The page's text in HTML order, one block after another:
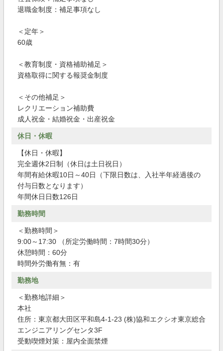
退職金制度：補足事項なし
＜定年＞
60歳
＜教育制度・資格補助補足＞
資格取得に関する報奨金制度
＜その他補足＞
レクリエーション補助費
成人祝金・結婚祝金・出産祝金
休日・休暇
【休日・休暇】
完全週休2日制（休日は土日祝日）
年間有給休暇10日～40日（下限日数は、入社半年経過後の
付与日数となります）
年間休日日数126日
勤務時間
＜勤務時間＞
9:00～17:30 （所定労働時間：7時間30分）
休憩時間：60分
時間外労働有無：有
勤務地
＜勤務地詳細＞
本社
住所：東京都大田区平和島4-1-23 (株)協和エクシオ東京総合
エンジニアリングセンタ3F
受動喫煙対策：屋内全面禁煙